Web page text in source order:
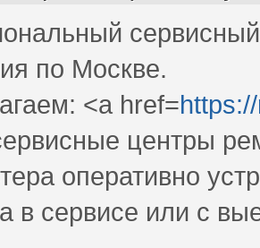
по Москве.
<a href=
центры
оперативно
в сервисе или с